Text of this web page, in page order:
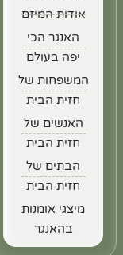
אודות המיזם
האנגר הכי
יפה בעולם
המשפחות של
חזית הבית
האנשים של
חזית הבית
הבתים של
חזית הבית
מיצגי אומנות
בהאנגר